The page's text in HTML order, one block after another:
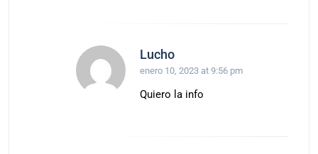
Lucho
enero 10, 2023 at 9:56 pm
Quiero la info